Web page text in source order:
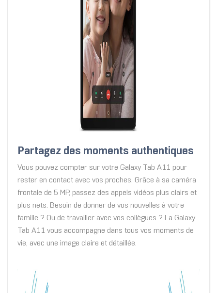
Partagez des moments authentiques
Vous pouvez compter sur votre Galaxy Tab A11 pour
rester en contact avec vos proches. Grâce à sa caméra
frontale de 5 MP, passez des appels vidéos plus clairs et
plus nets. Besoin de donner de vos nouvelles à votre
famille ? Ou de travailler avec vos collègues ? La Galaxy
Tab A11 vous accompagne dans tous vos moments de
vie, avec une image claire et détaillée.